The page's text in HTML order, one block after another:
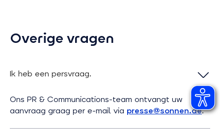
Overige vragen
Ik heb een persvraag.
Ons PR & Communications-team ontvangt uw
aanvraag graag per e-mail via presse@sonnen.de.